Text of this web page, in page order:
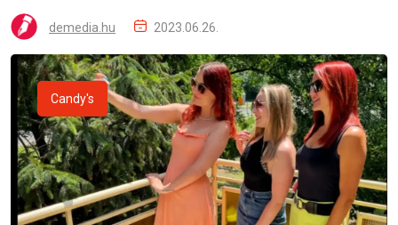
demedia.hu 2023.06.26.
Candy's